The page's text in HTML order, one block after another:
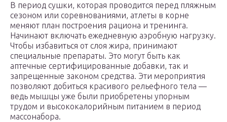
В период сушки, которая проводится перед пляжным
сезоном или соревнованиями, атлеты в корне
меняют план построения рациона и тренинга.
Начинают включать ежедневную аэробную нагрузку.
Чтобы избавиться от слоя жира, принимают
специальные препараты. Это могут быть как
аптечные сертифицированные добавки, так и
запрещенные законом средства. Эти мероприятия
позволяют добиться красивого рельефного тела —
ведь мышцы уже были приобретены упорным
трудом и высококалорийным питанием в период
массонабора.